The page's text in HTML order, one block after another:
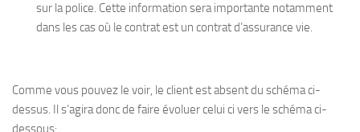
sur la police. Cette information sera importante notamment
dans les cas où le contrat est un contrat d’assurance vie.
Comme vous pouvez le voir, le client est absent du schéma ci-
dessus. Il s’agira donc de faire évoluer celui ci vers le schéma ci-
dessous: